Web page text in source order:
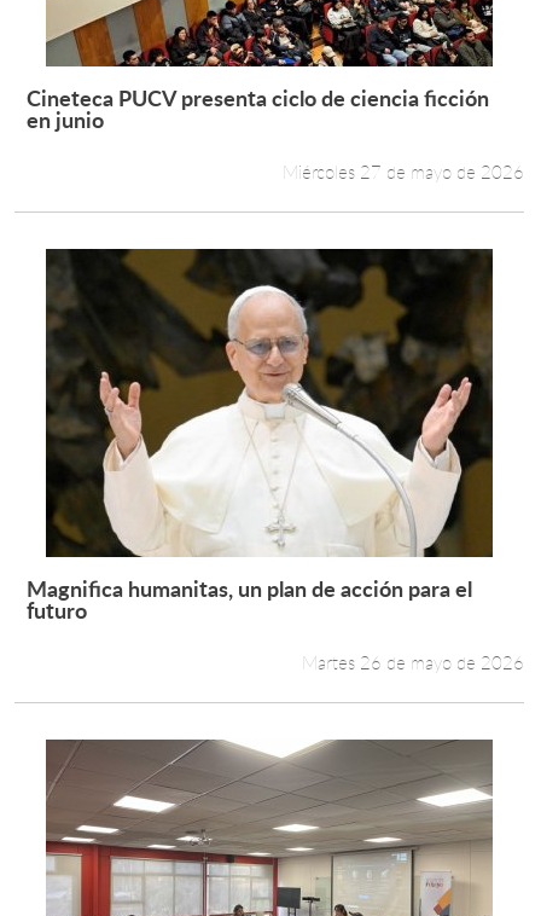
Leer más +
Cineteca PUCV presenta ciclo de ciencia ficción
en junio
Miércoles 27 de mayo de 2026
Leer más +
Magnifica humanitas, un plan de acción para el
futuro
Martes 26 de mayo de 2026